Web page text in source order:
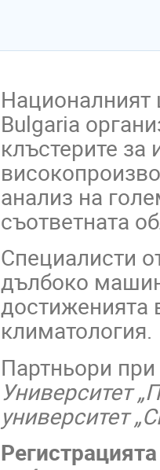
Националният
Bulgaria
клъстерите за
анализ на
съответната
Специалисти
дълбоко
достиженията
климатология.
Партньори
Университет
университет